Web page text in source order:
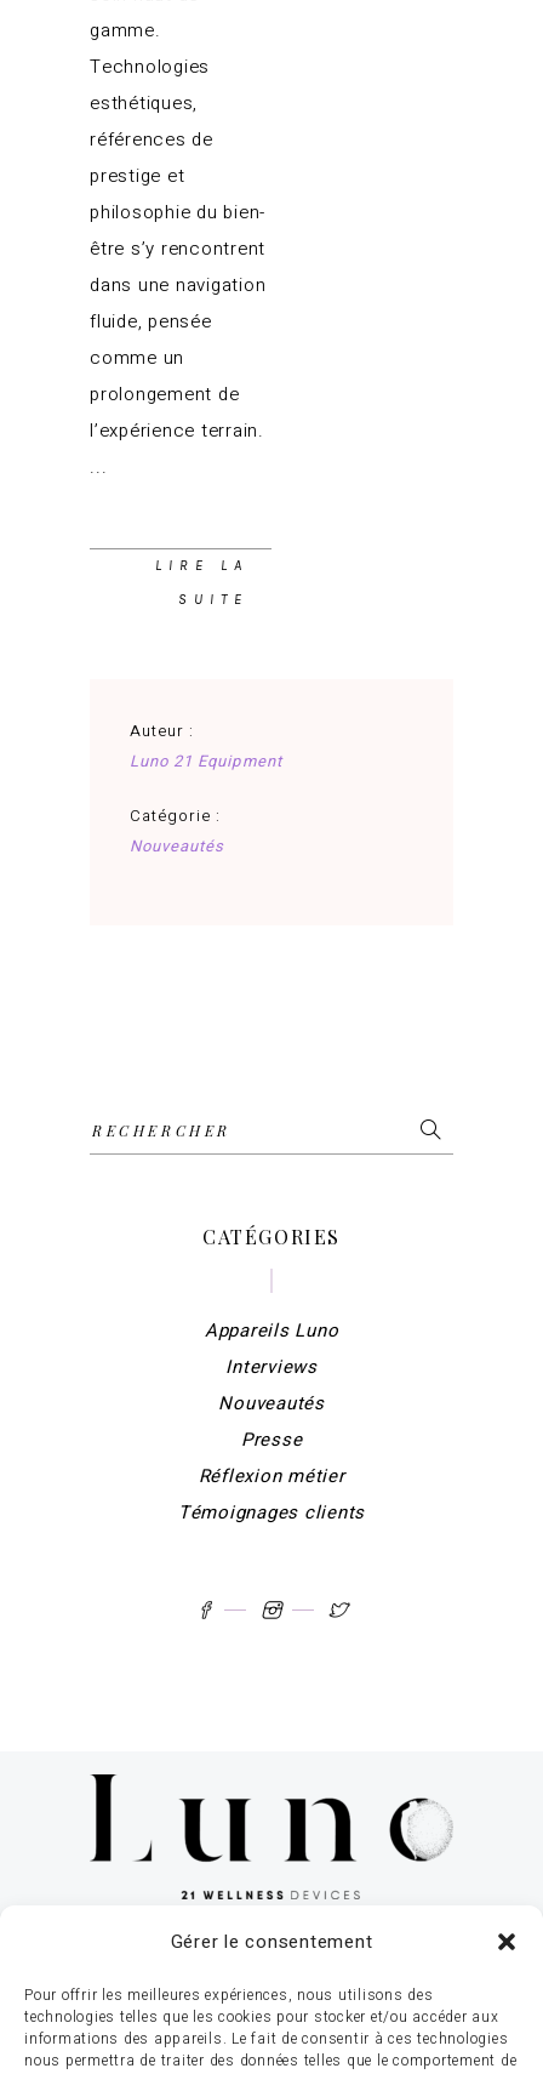
Gérer le consentement
Pour offrir les meilleures expériences, nous utilisons des
technologies telles que les cookies pour stocker et/ou accéder aux
informations des appareils. Le fait de consentir à ces technologies
nous permettra de traiter des données telles que le comportement de
gamme.
Technologies
esthétiques,
références de
prestige et
philosophie du bien-
être s’y rencontrent
dans une navigation
fluide, pensée
comme un
prolongement de
l’expérience terrain.
LIRE LA
SUITE
Auteur :
Luno 21 Equipment
Catégorie :
Nouveautés
Search
for:
CATÉGORIES
Appareils Luno
Interviews
Nouveautés
Presse
Réflexion métier
Témoignages clients
Bel: +32 (0)496 52 11 38 | 15 Rue de
l’Industrie, 8069 Bertrange, Luxembourg |